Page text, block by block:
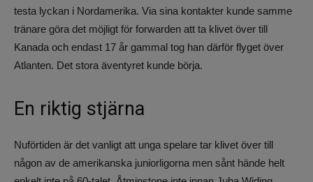
testa lyckan i Nordamerika. Via sina kontakter kunde samme
tränare göra det möjligt för forwarden att ta klivet över till
Kanada och endast 17 år gammal tog han därför flyget över
Atlanten. Det stora äventyret kunde börja.
En riktig stjärna
Nuförtiden är det vanligt att unga spelare tar klivet över till
någon av de amerikanska juniorligorna men sånt hände helt